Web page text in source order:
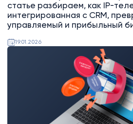
статье разбираем, как IP-
интегрированная с CRM,
управляемый и прибыльный
19.01.2026